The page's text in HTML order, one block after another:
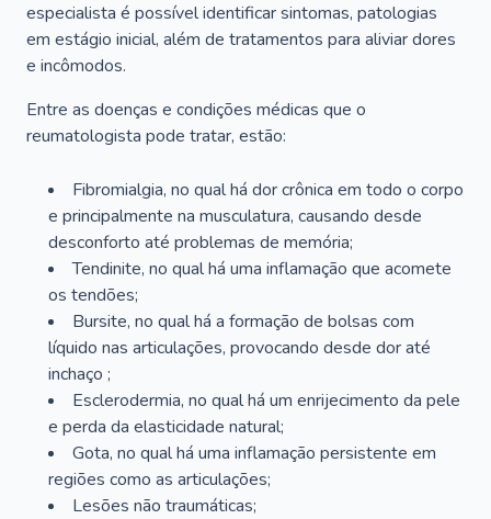
especialista é possível identificar sintomas, patologias
em estágio inicial, além de tratamentos para aliviar dores
e incômodos.
Entre as doenças e condições médicas que o
reumatologista pode tratar, estão:
Fibromialgia, no qual há dor crônica em todo o corpo
e principalmente na musculatura, causando desde
desconforto até problemas de memória;
Tendinite, no qual há uma inflamação que acomete
os tendões;
Bursite, no qual há a formação de bolsas com
líquido nas articulações, provocando desde dor até
inchaço ;
Esclerodermia, no qual há um enrijecimento da pele
e perda da elasticidade natural;
Gota, no qual há uma inflamação persistente em
regiões como as articulações;
Lesões não traumáticas;